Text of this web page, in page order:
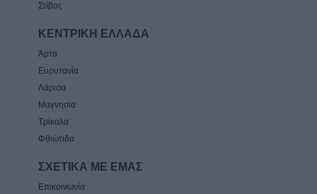
Στίβος
ΚΕΝΤΡΙΚΗ ΕΛΛΑΔΑ
Άρτα
Ευρυτανία
Λάρισα
Μαγνησία
Τρίκαλα
Φθιώτιδα
ΣΧΕΤΙΚΑ ΜΕ ΕΜΑΣ
Επικοινωνία